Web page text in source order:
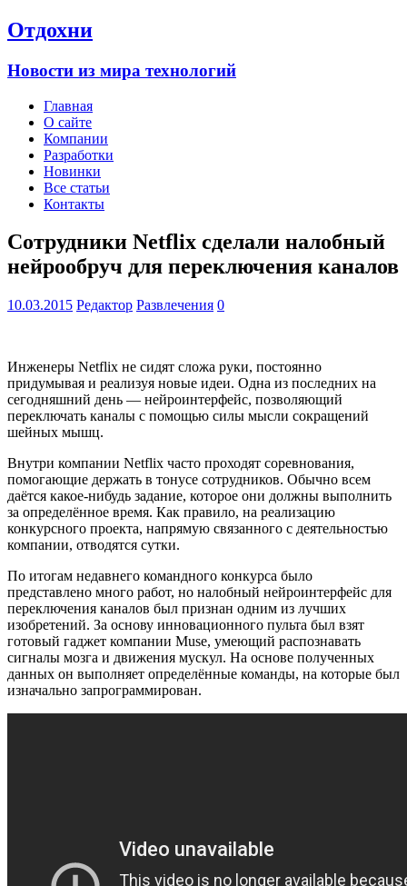
Отдохни
Новости из мира технологий
Главная
О сайте
Компании
Разработки
Новинки
Все статьи
Контакты
Сотрудники Netflix сделали налобный
нейрообруч для переключения каналов
10.03.2015 Редактор Развлечения 0
Инженеры Netflix не сидят сложа руки, постоянно
придумывая и реализуя новые идеи. Одна из последних на
сегодняшний день — нейроинтерфейс, позволяющий
переключать каналы с помощью силы мысли сокращений
шейных мышц.
Внутри компании Netflix часто проходят соревнования,
помогающие держать в тонусе сотрудников. Обычно всем
даётся какое-нибудь задание, которое они должны выполнить
за определённое время. Как правило, на реализацию
конкурсного проекта, напрямую связанного с деятельностью
компании, отводятся сутки.
По итогам недавнего командного конкурса было
представлено много работ, но налобный нейроинтерфейс для
переключения каналов был признан одним из лучших
изобретений. За основу инновационного пульта был взят
готовый гаджет компании Muse, умеющий распознавать
сигналы мозга и движения мускул. На основе полученных
данных он выполняет определённые команды, на которые был
изначально запрограммирован.